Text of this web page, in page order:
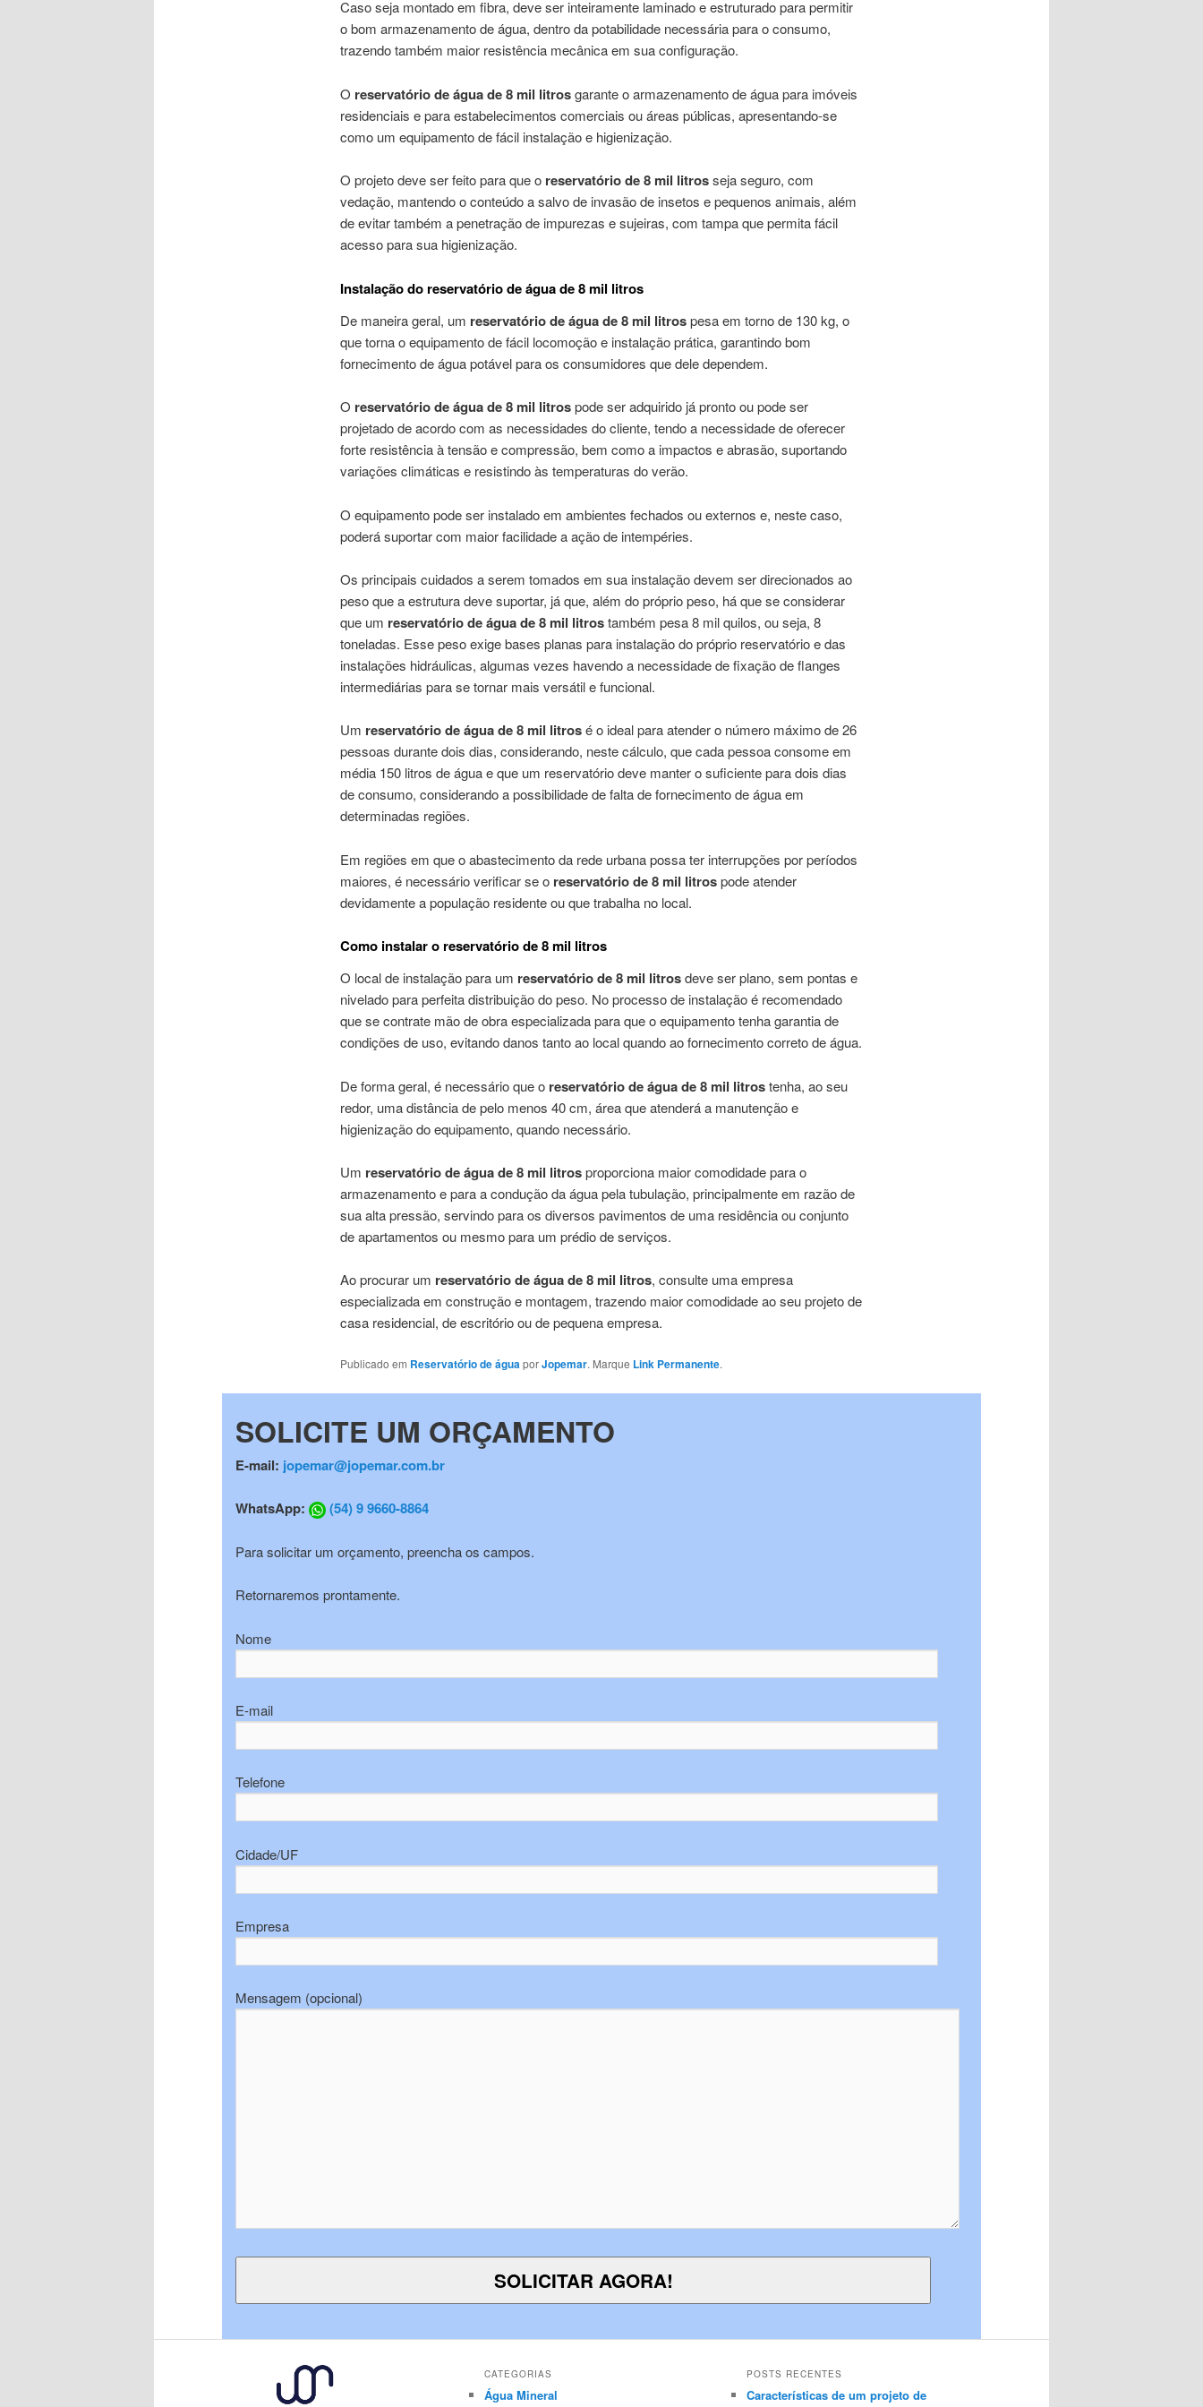
Caso seja montado em fibra, deve ser inteiramente laminado e estruturado para permitir
o bom armazenamento de água, dentro da potabilidade necessária para o consumo,
trazendo também maior resistência mecânica em sua configuração.
O reservatório de água de 8 mil litrosgarante o armazenamento de água para imóveis
residenciais e para estabelecimentos comerciais ou áreas públicas, apresentando-se
como um equipamento de fácil instalação e higienização.
O projeto deve ser feito para que o reservatório de 8 mil litrosseja seguro, com
vedação, mantendo o conteúdo a salvo de invasão de insetos e pequenos animais, além
de evitar também a penetração de impurezas e sujeiras, com tampa que permita fácil
acesso para sua higienização.
Instalação do reservatório de água de 8 mil litros
De maneira geral, um reservatório de água de 8 mil litrospesa em torno de 130 kg, o
que torna o equipamento de fácil locomoção e instalação prática, garantindo bom
fornecimento de água potável para os consumidores que dele dependem.
O reservatório de água de 8 mil litrospode ser adquirido já pronto ou pode ser
projetado de acordo com as necessidades do cliente, tendo a necessidade de oferecer
forte resistência à tensão e compressão, bem como a impactos e abrasão, suportando
variações climáticas e resistindo às temperaturas do verão.
O equipamento pode ser instalado em ambientes fechados ou externos e, neste caso,
poderá suportar com maior facilidade a ação de intempéries.
Os principais cuidados a serem tomados em sua instalação devem ser direcionados ao
peso que a estrutura deve suportar, já que, além do próprio peso, há que se considerar
que um reservatório de água de 8 mil litrostambém pesa 8 mil quilos, ou seja, 8
toneladas. Esse peso exige bases planas para instalação do próprio reservatório e das
instalações hidráulicas, algumas vezes havendo a necessidade de fixação de flanges
intermediárias para se tornar mais versátil e funcional.
Um reservatório de água de 8 mil litrosé o ideal para atender o número máximo de 26
pessoas durante dois dias, considerando, neste cálculo, que cada pessoa consome em
média 150 litros de água e que um reservatório deve manter o suficiente para dois dias
de consumo, considerando a possibilidade de falta de fornecimento de água em
determinadas regiões.
Em regiões em que o abastecimento da rede urbana possa ter interrupções por períodos
maiores, é necessário verificar se o reservatório de 8 mil litrospode atender
devidamente a população residente ou que trabalha no local.
Como instalar o reservatório de 8 mil litros
O local de instalação para um reservatório de 8 mil litrosdeve ser plano, sem pontas e
nivelado para perfeita distribuição do peso. No processo de instalação é recomendado
que se contrate mão de obra especializada para que o equipamento tenha garantia de
condições de uso, evitando danos tanto ao local quando ao fornecimento correto de água.
De forma geral, é necessário que o reservatóriode água de 8 mil litrostenha, ao seu
redor, uma distância de pelo menos 40 cm, área que atenderá a manutenção e
higienização do equipamento, quando necessário.
Um reservatório de água de 8 mil litrosproporciona maior comodidade para o
armazenamento e para a condução da água pela tubulação, principalmente em razão de
sua alta pressão, servindo para os diversos pavimentos de uma residência ou conjunto
de apartamentos ou mesmo para um prédio de serviços.
Ao procurar um reservatório de água de 8 mil litros, consulte uma empresa
especializada em construção e montagem, trazendo maior comodidade ao seu projeto de
casa residencial, de escritório ou de pequena empresa.
Publicado em Reservatório de águaporJopemar. Marque Link Permanente.
SOLICITE UM ORÇAMENTO
E-mail: jopemar@jopemar.com.br
WhatsApp: (54) 9 9660-8864
Para solicitar um orçamento, preencha os campos.
Retornaremos prontamente.
Nome
E-mail
Telefone
Cidade/UF
Empresa
Mensagem (opcional)
CATEGORIAS
Água Mineral
POSTS RECENTES
Características de um projeto de